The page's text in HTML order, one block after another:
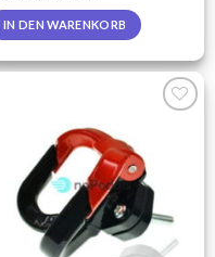
IN DEN WARENKORB
Wunschliste